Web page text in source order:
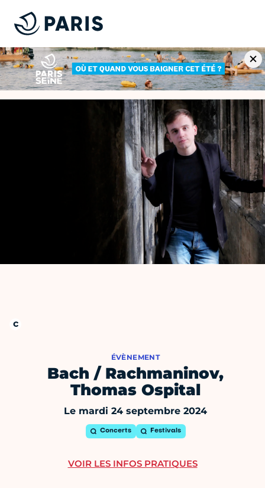
ÉVÈNEMENT
Bach / Rachmaninov,
Thomas Ospital
Le mardi 24 septembre 2024
Concerts Festivals
VOIR LES INFOS PRATIQUES